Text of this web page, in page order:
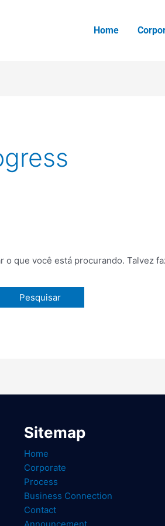
Home
que você está procurando. Talvez
Sitemap
Home
Corporate
Process
Business Connection
Contact